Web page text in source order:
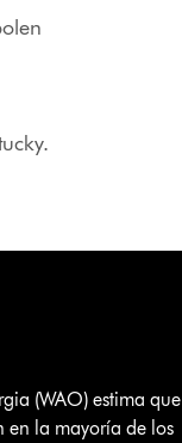
(WAO) estima que
en la mayoría de los